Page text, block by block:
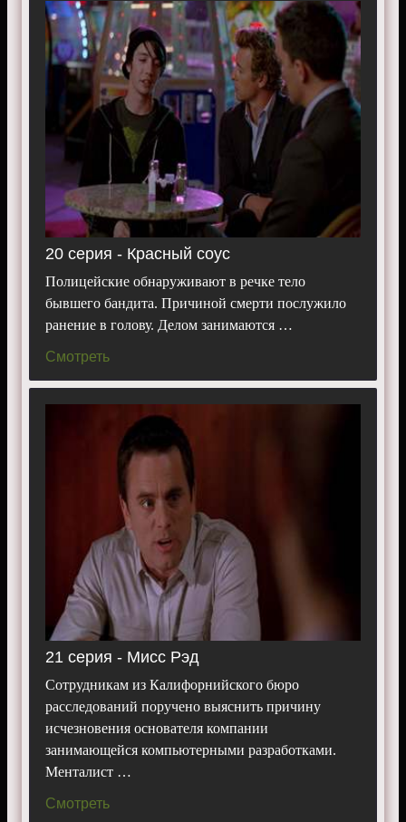
20 серия - Красный соус
Полицейские обнаруживают в речке тело
бывшего бандита. Причиной смерти послужило
ранение в голову. Делом занимаются …
Смотреть
21 серия - Мисс Рэд
Сотрудникам из Калифорнийского бюро
расследований поручено выяснить причину
исчезновения основателя компании
занимающейся компьютерными разработками.
Менталист …
Смотреть